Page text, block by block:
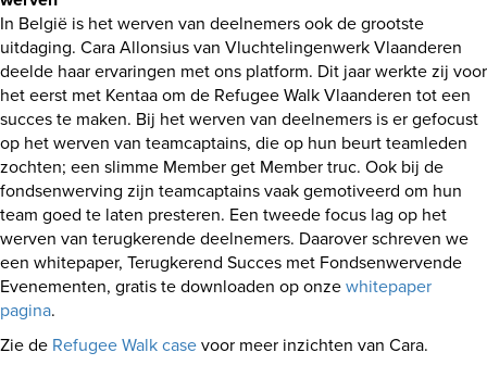
In België is het werven van deelnemers ook de grootste
uitdaging. Cara Allonsius van Vluchtelingenwerk Vlaanderen
deelde haar ervaringen met ons platform. Dit jaar werkte zij voor
het eerst met Kentaa om de Refugee Walk Vlaanderen tot een
succes te maken. Bij het werven van deelnemers is er gefocust
op het werven van teamcaptains, die op hun beurt teamleden
zochten; een slimme Member get Member truc. Ook bij de
fondsenwerving zijn teamcaptains vaak gemotiveerd om hun
team goed te laten presteren. Een tweede focus lag op het
werven van terugkerende deelnemers. Daarover schreven we
een whitepaper, Terugkerend Succes met Fondsenwervende
Evenementen, gratis te downloaden op onzewhitepaper
pagina.
Zie de Refugee Walk casevoor meer inzichten van Cara.